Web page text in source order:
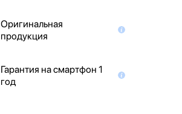
Оригинальная
продукция
Гарантия на смартфон 1
год